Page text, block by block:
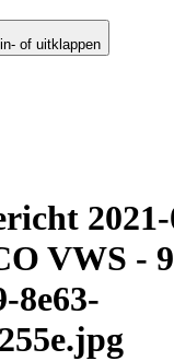
of uitklappen
19
VWS -
8e63-